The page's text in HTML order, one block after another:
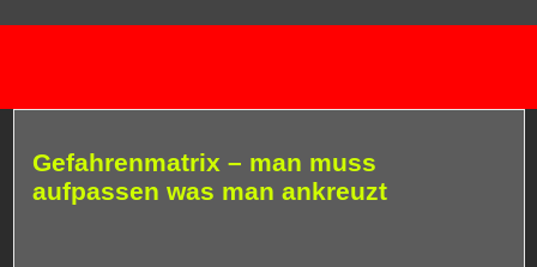
Gefahrenmatrix – man muss
aufpassen was man ankreuzt